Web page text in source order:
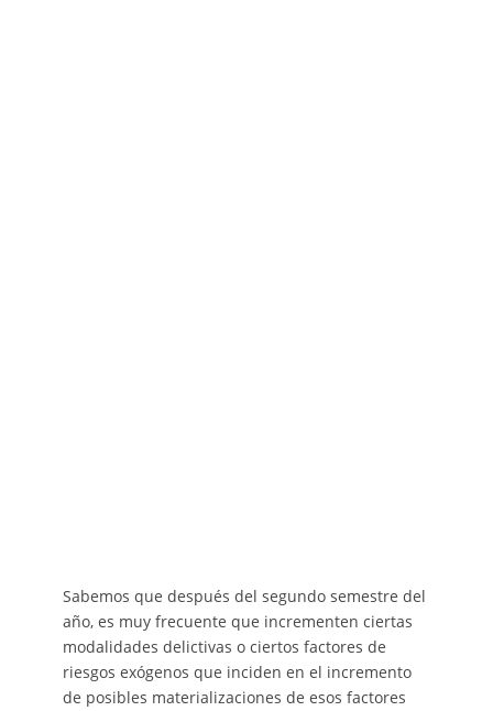
Sabemos que después del segundo semestre del
año, es muy frecuente que incrementen ciertas
modalidades delictivas o ciertos factores de
riesgos exógenos que inciden en el incremento
de posibles materializaciones de esos factores